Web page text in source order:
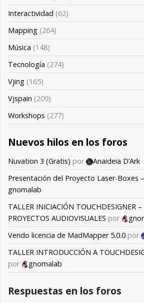
Interactividad (62)
Mapping (264)
Música (148)
Tecnología (274)
Vjing (165)
Vjspain (209)
Workshops (277)
Nuevos hilos en los foros
Nuvation 3 (Gratis) por
Anaideia D’Ark
Presentación del Proyecto Laser-Boxes
gnomalab
TALLER INICIACIÓN TOUCHDESIGNER
PROYECTOS AUDIOVISUALES por
Vendo licencia de MadMapper 5.0.0 por
TALLER INTRODUCCIÓN A
por
gnomalab
Respuestas en los foros